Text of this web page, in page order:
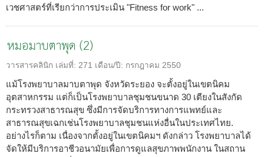
เวชศาสตร์ที่เรียกว่าการประเมิน "Fitness for work" ...
หมอมาบตาพุด (2)
วารสารคลินิก เล่มที่: 271 เดือน/ปี: กรกฎาคม 2550
แม้โรงพยาบาลมาบตาพุด จังหวัดระยอง จะตั้งอยู่ในเขตนิคม
อุตสาหกรรม แต่ก็เป็นโรงพยาบาลชุมชนขนาด 30 เตียงในสังกัด
กระทรวงสาธารณสุข ซึ่งมีการจัดบริการทางการแพทย์และ
สาธารณสุขเฉกเช่นโรงพยาบาลชุมชนแห่งอื่นในประเทศไทย.
อย่างไรก็ตาม เนื่องจากตั้งอยู่ในเขตนิคมฯ ดังกล่าว โรงพยาบาลได้
จัดให้มีบริการอาชีวอนามัยเพื่อการดูแลสุขภาพพนักงาน ในสถาน